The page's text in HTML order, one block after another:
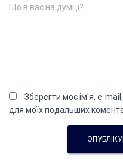
Що в вас на думці?
Зберегти моє ім'я, e-
для моїх подальших